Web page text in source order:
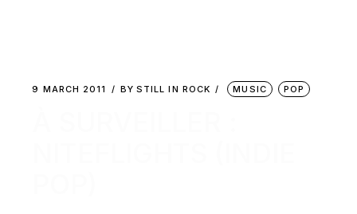
9 MARCH 2011 BY STILL IN ROCK MUSIC POP